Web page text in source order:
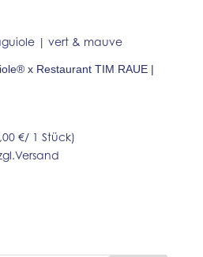
x Restaurant TIM RAUE |
€/ 1 Stück)
Versand